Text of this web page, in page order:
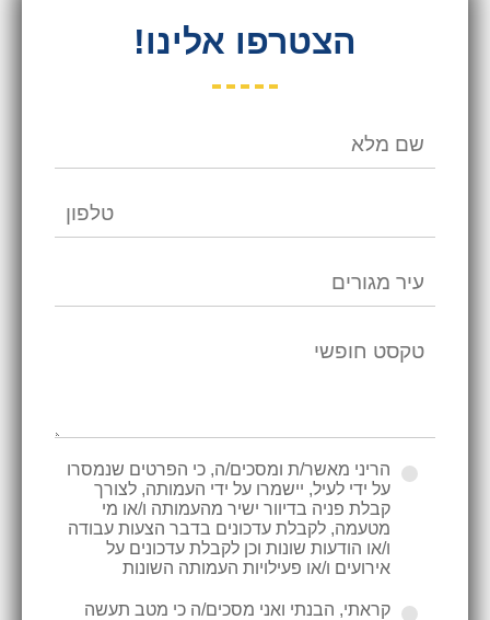
הצטרפו אלינו!
הריני מאשר/ת ומסכים/ה, כי הפרטים שנמסרו
על ידי לעיל, יישמרו על ידי העמותה, לצורך
קבלת פניה בדיוור ישיר מהעמותה ו/או מי
מטעמה, לקבלת עדכונים בדבר הצעות עבודה
ו/או הודעות שונות וכן לקבלת עדכונים על
אירועים ו/או פעילויות העמותה השונות
קראתי, הבנתי ואני מסכים/ה כי מטב תעשה